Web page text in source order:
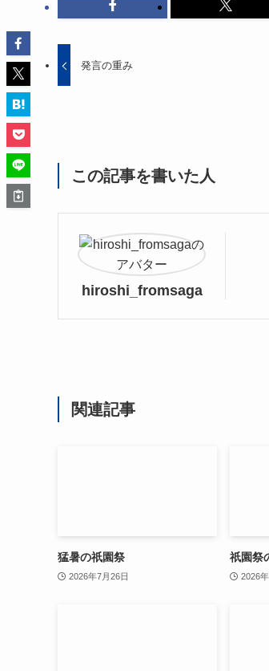
発言の重み
この記事を書いた人
hiroshi_fromsaga
関連記事
猛暑の祇園祭
2026年7月26日
祇園祭
2026